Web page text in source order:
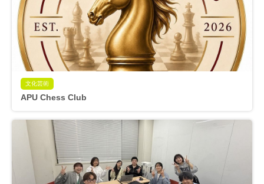
文化芸術
APU Chess Club